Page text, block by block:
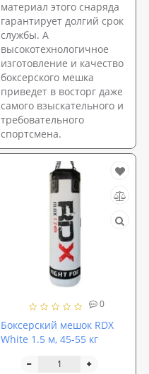
материал этого снаряда
гарантирует долгий срок
службы. А
высокотехнологичное
изготовление и качество
боксерского мешка
приведет в восторг даже
самого взыскательного и
требовательного
спортсмена.
0
Боксерский мешок RDX
White 1.5 м, 45-55 кг